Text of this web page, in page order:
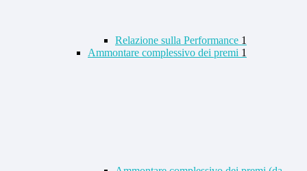
Relazione sulla Performance 1
Ammontare complessivo dei premi 1